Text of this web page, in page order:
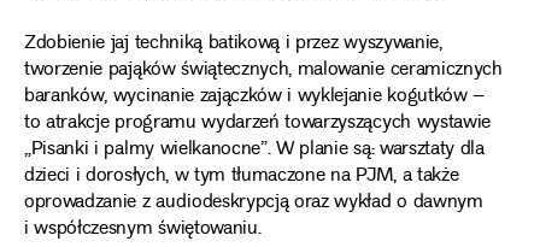
Zdobienie jaj techniką batikową i przez wyszywanie,
tworzenie pająków świątecznych, malowanie ceramicznych
baranków, wycinanie zajączków i wyklejanie kogutków –
to atrakcje programu wydarzeń towarzyszących wystawie
„Pisanki i palmy wielkanocne”. W planie są: warsztaty dla
dzieci i dorosłych, w tym tłumaczone na PJM, a także
oprowadzanie z audiodeskrypcją oraz wykład o dawnym
i współczesnym świętowaniu.